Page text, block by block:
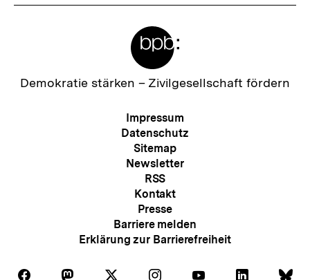
Zur
Demokratie stärken – Zivilgesellschaft fördern
Meta-
Navigation
Impressum
Datenschutz
Sitemap
Newsletter
RSS
Kontakt
Presse
Barriere melden
Erklärung zur Barrierefreiheit
Auf Auf